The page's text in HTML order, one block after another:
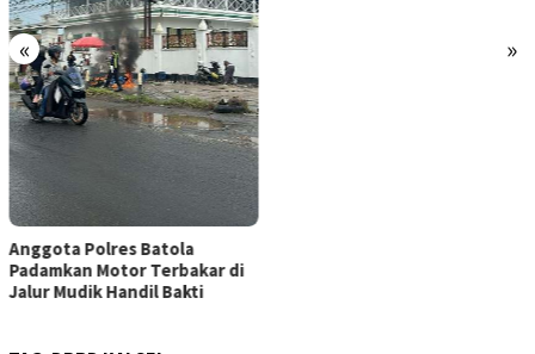
« »
Anggota Polres Batola
Padamkan Motor Terbakar di
Jalur Mudik Handil Bakti